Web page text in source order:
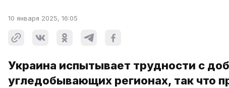
10 января 2025, 16:05
Украина испытывает трудности с
угледобывающих регионах, так что